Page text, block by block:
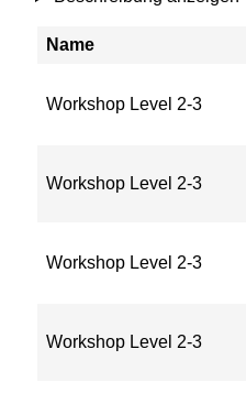
Name
Workshop Level 2-3
Workshop Level 2-3
Workshop Level 2-3
Workshop Level 2-3